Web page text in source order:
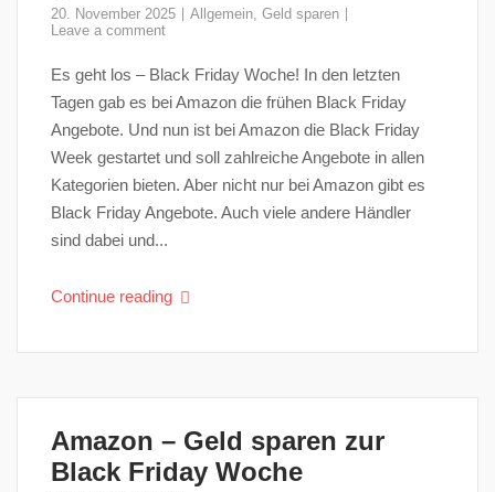
20. November 2025 Allgemein, Geld sparen
Leave a comment
Es geht los – Black Friday Woche! In den letzten
Tagen gab es bei Amazon die frühen Black Friday
Angebote. Und nun ist bei Amazon die Black Friday
Week gestartet und soll zahlreiche Angebote in allen
Kategorien bieten. Aber nicht nur bei Amazon gibt es
Black Friday Angebote. Auch viele andere Händler
sind dabei und...
Continue reading
Amazon – Geld sparen zur
Black Friday Woche